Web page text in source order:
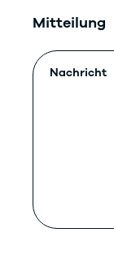
Mitteilung